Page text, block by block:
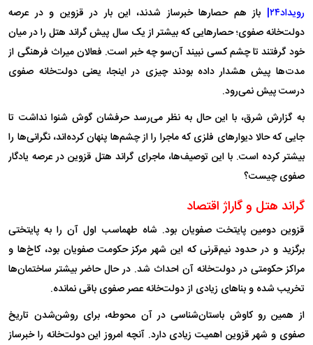
رویداد۲۴|
باز هم حصار‌ها خبرساز شدند، این بار در قزوین و در عرصه
دولت‌خانه صفوی؛ حصار‌هایی که بیشتر از یک سال پیش گراند هتل را در میان
خود گرفتند تا چشم کسی نبیند آن‌سو چه خبر است. فعالان میراث فرهنگی از
مدت‌ها پیش هشدار داده بودند چیزی در اینجا، یعنی دولت‌خانه صفوی
درست پیش نمی‌رود.
به گزارش شرق، با این حال به نظر می‌رسد حرفشان گوش شنوا نداشت تا
جایی که حالا دیوار‌های فلزی که ماجرا را از چشم‌ها پنهان کرده‌اند، نگرانی‌ها را
بیشتر کرده است. با این توصیف‌ها، ماجرای گراند هتل قزوین در عرصه یادگار
صفوی چیست؟
گراند هتل و گاراژ اقتصاد
قزوین دومین پایتخت صفویان بود. شاه طهماسب اول آن را به پایتختی
برگزید و در حدود نیم‌قرنی که این شهر مرکز حکومت صفویان بود، کاخ‌ها و
مراکز حکومتی در دولت‌خانه آن احداث شد. در حال حاضر بیشتر ساختمان‌ها
تخریب شده و بنا‌های زیادی از دولت‌خانه عصر صفوی باقی نمانده.
از همین رو کاوش باستان‌شناسی در آن محوطه، برای روشن‌شدن تاریخ
صفوی و شهر قزوین اهمیت زیادی دارد. آنچه امروز این دولت‌خانه را خبرساز